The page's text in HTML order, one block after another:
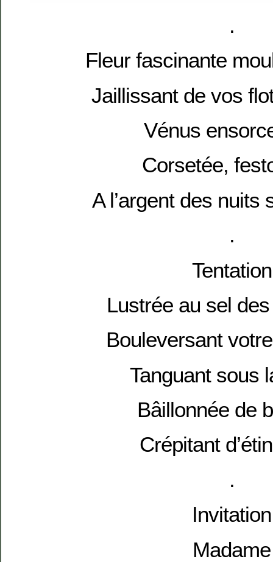
.
Fleur fascinante
Jaillissant de vos
Vénus
Corsetée,
A l’argent des nuits
.
Tentation
Lustrée au sel
Bouleversant
Tanguant sous
Bâillonnée de
Crépitant
.
Invitation
Madame